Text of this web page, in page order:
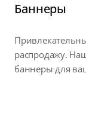
Баннеры
распродажу.
баннеры для